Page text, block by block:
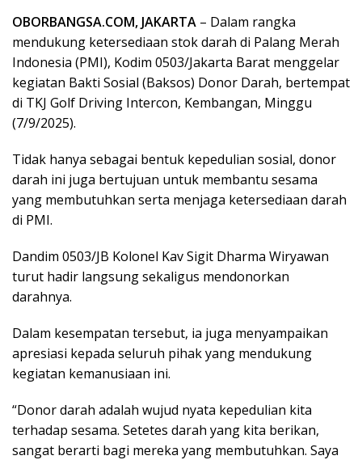
OBORBANGSA.COM, JAKARTA – Dalam rangka
mendukung ketersediaan stok darah di Palang Merah
Indonesia (PMI), Kodim 0503/Jakarta Barat menggelar
kegiatan Bakti Sosial (Baksos) Donor Darah, bertempat
di TKJ Golf Driving Intercon, Kembangan, Minggu
(7/9/2025).
Tidak hanya sebagai bentuk kepedulian sosial, donor
darah ini juga bertujuan untuk membantu sesama
yang membutuhkan serta menjaga ketersediaan darah
di PMI.
Dandim 0503/JB Kolonel Kav Sigit Dharma Wiryawan
turut hadir langsung sekaligus mendonorkan
darahnya.
Dalam kesempatan tersebut, ia juga menyampaikan
apresiasi kepada seluruh pihak yang mendukung
kegiatan kemanusiaan ini.
“Donor darah adalah wujud nyata kepedulian kita
terhadap sesama. Setetes darah yang kita berikan,
sangat berarti bagi mereka yang membutuhkan. Saya